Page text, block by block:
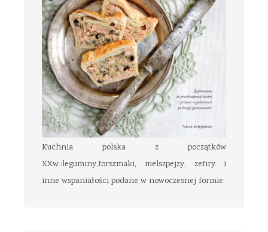
Kuchnia polska z początków
XXw.:leguminy,forszmaki, melszpejzy, zefiry i
inne wspaniałości podane w nowoczesnej formie.